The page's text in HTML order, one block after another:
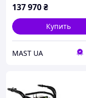
137 970₴
Купить
MAST UA